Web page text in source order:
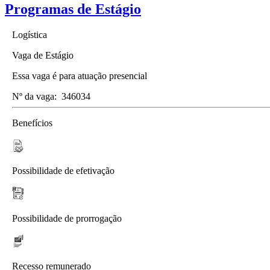
Programas de Estágio
Logística
Vaga de Estágio
Essa vaga é para atuação presencial
Nº da vaga: 346034
Benefícios
Possibilidade de efetivação
Possibilidade de prorrogação
Recesso remunerado